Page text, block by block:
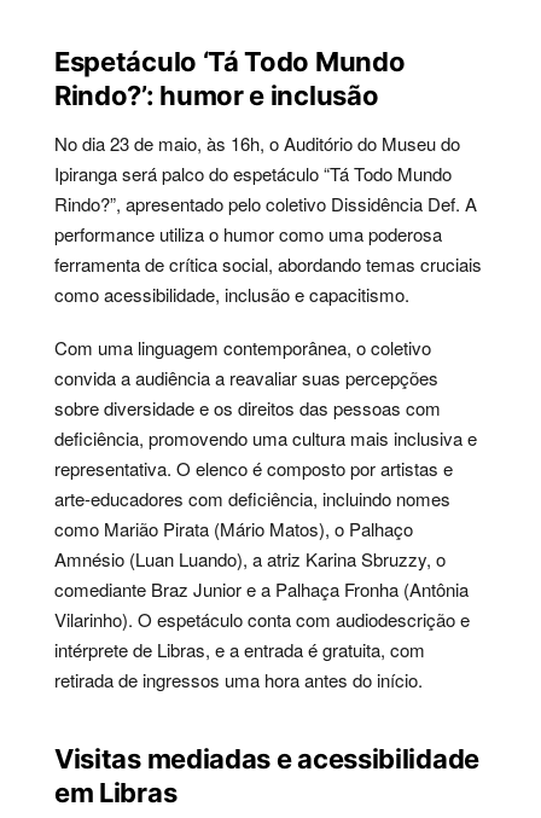
Espetáculo ‘Tá Todo Mundo
Rindo?’: humor e inclusão
No dia 23 de maio, às 16h, o Auditório do Museu do
Ipiranga será palco do espetáculo “Tá Todo Mundo
Rindo?”, apresentado pelo coletivo Dissidência Def. A
performance utiliza o humor como uma poderosa
ferramenta de crítica social, abordando temas cruciais
como acessibilidade, inclusão e capacitismo.
Com uma linguagem contemporânea, o coletivo
convida a audiência a reavaliar suas percepções
sobre diversidade e os direitos das pessoas com
deficiência, promovendo uma cultura mais inclusiva e
representativa. O elenco é composto por artistas e
arte-educadores com deficiência, incluindo nomes
como Marião Pirata (Mário Matos), o Palhaço
Amnésio (Luan Luando), a atriz Karina Sbruzzy, o
comediante Braz Junior e a Palhaça Fronha (Antônia
Vilarinho). O espetáculo conta com audiodescrição e
intérprete de Libras, e a entrada é gratuita, com
retirada de ingressos uma hora antes do início.
Visitas mediadas e acessibilidade
em Libras